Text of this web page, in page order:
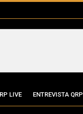
LIVE ENTREVISTA QRP